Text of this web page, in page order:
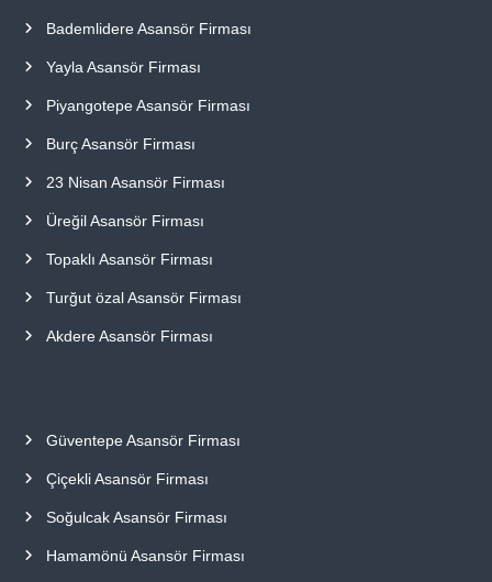
Bademlidere Asansör Firması
Yayla Asansör Firması
Piyangotepe Asansör Firması
Burç Asansör Firması
23 Nisan Asansör Firması
Üreğil Asansör Firması
Topaklı Asansör Firması
Turğut özal Asansör Firması
Akdere Asansör Firması
Güventepe Asansör Firması
Çiçekli Asansör Firması
Soğulcak Asansör Firması
Hamamönü Asansör Firması